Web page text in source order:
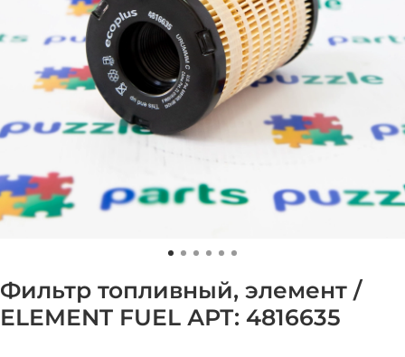
Фильтр топливный, элемент /
ELEMENT FUEL АРТ: 4816635